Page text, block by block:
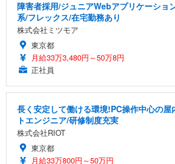
障害者採用/ジュニアWebアプリケーショ
系/フレックス/在宅勤務あり
株式会社ミツモア
東京都
月給33万3,480円～50万8円
正社員
長く安定して働ける環境!PC操作中心の
トエンジニア/研修制度充実
株式会社RIOT
東京都
月給33万800円～50万円